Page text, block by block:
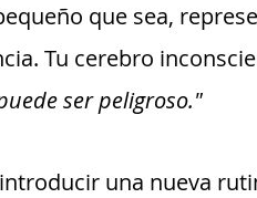
que sea,
Tu cerebro
ser peligroso."
una nueva